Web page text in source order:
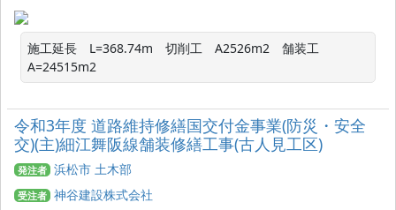
施工延長　L=368.74m　切削工　A2526m2　舗装工
A=24515m2
令和3年度 道路維持修繕国交付金事業(防災・安全
交)(主)細江舞阪線舗装修繕工事(古人見工区)
発注者 浜松市 土木部
受注者 神谷建設株式会社